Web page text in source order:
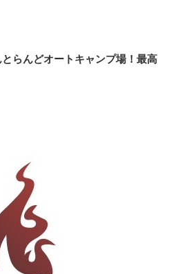
とらんどオートキャンプ場！最高